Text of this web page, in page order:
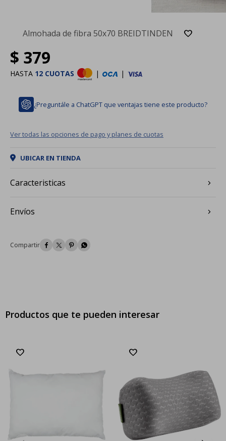
Almohada de fibra 50x70 BREIDTINDEN
$ 379
HASTA 12 CUOTAS | |
¿Preguntále a ChatGPT que ventajas tiene este producto?
Ver todas las opciones de pago y planes de cuotas
UBICAR EN TIENDA
Caracteristicas
Envíos
   
Productos que te pueden interesar